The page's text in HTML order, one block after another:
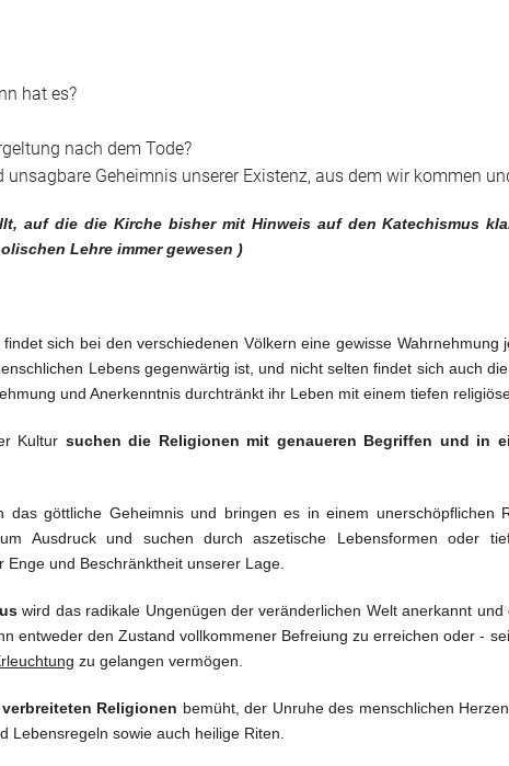
hat es?
nach dem Tode?
Geheimnis unserer Existenz, aus dem wir kommen
auf die die Kirche bisher mit Hinweis auf den Katechismus
Lehre immer gewesen )
sich bei den verschiedenen Völkern eine gewisse Wahrnehmung
Lebens gegenwärtig ist, und nicht selten findet sich auch
und Anerkenntnis durchtränkt ihr Leben mit einem tiefen
Kultur suchen die Religionen mit genaueren Begriffen und in
das göttliche Geheimnis und bringen es in einem unerschöpflichen
Ausdruck und suchen durch aszetische Lebensformen oder
und Beschränktheit unserer Lage.
wird das radikale Ungenügen der veränderlichen Welt anerkannt
entweder den Zustand vollkommener Befreiung zu erreichen oder -
zu gelangen vermögen.
Religionen bemüht, der Unruhe des menschlichen
Lebensregeln sowie auch heilige Riten.